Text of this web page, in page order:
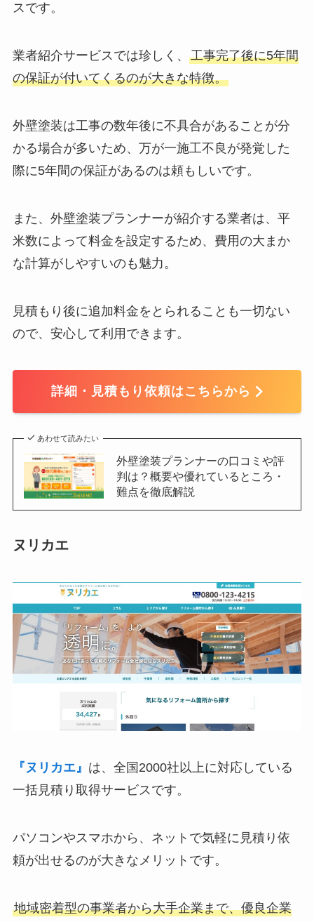
スです。
業者紹介サービスでは珍しく、 工事完了後に5年間
の保証が付いてくるのが大きな特徴。
外壁塗装は工事の数年後に不具合があることが分
かる場合が多いため、万が一施工不良が発覚した
際に5年間の保証があるのは頼もしいです。
また、外壁塗装プランナーが紹介する業者は、平
米数によって料金を設定するため、費用の大まか
な計算がしやすいのも魅力。
見積もり後に追加料金をとられることも一切ない
ので、安心して利用できます。
詳細・見積もり依頼はこちらから
あわせて読みたい
外壁塗装プランナーの口コミや評
判は？概要や優れているところ・
難点を徹底解説
ヌリカエ
『ヌリカエ』 は、全国2000社以上に対応している
一括見積り取得サービスです。
パソコンやスマホから、ネットで気軽に見積り依
頼が出せるのが大きなメリットです。
地域密着型の事業者から大手企業まで、優良企業